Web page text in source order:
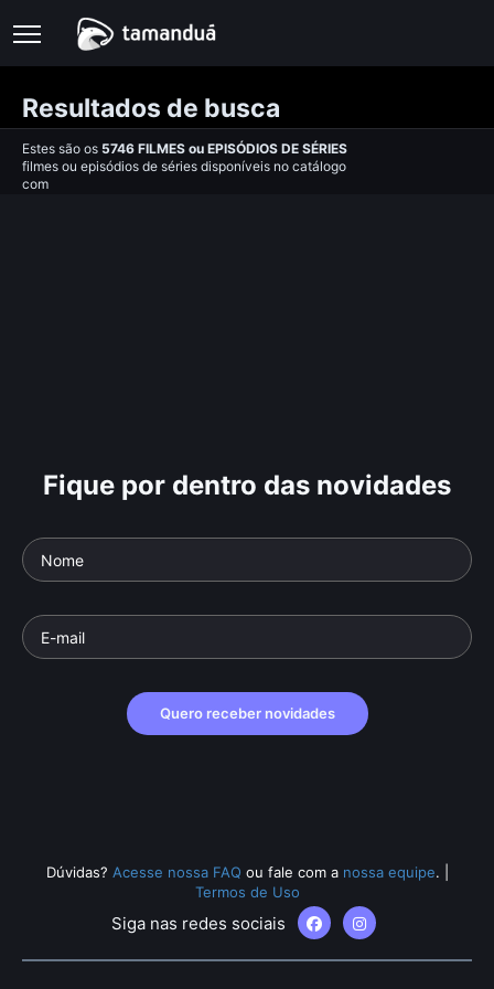
Resultados de busca
Estes são os 5746 FILMES ou EPISÓDIOS DE SÉRIES
filmes ou episódios de séries disponíveis no catálogo
com
Fique por dentro das novidades
Quero receber novidades
Dúvidas? Acesse nossa FAQ ou fale com a nossa equipe.
Termos de Uso
Siga nas redes sociais